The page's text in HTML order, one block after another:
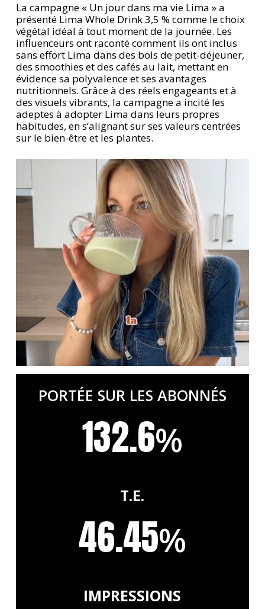
La campagne « Un jour dans ma vie Lima » a
présenté Lima Whole Drink 3,5 % comme le choix
végétal idéal à tout moment de la journée. Les
influenceurs ont raconté comment ils ont inclus
sans effort Lima dans des bols de petit-déjeuner,
des smoothies et des cafés au lait, mettant en
évidence sa polyvalence et ses avantages
nutritionnels. Grâce à des réels engageants et à
des visuels vibrants, la campagne a incité les
adeptes à adopter Lima dans leurs propres
habitudes, en s’alignant sur ses valeurs centrées
sur le bien-être et les plantes.
PORTÉE SUR LES ABONNÉS
132.6%
T.E.
46.45%
IMPRESSIONS